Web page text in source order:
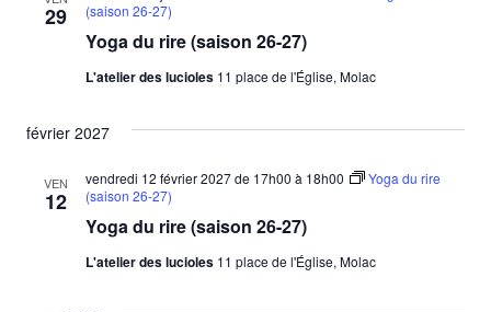
29
Yoga du rire (saison 26-27)
(saison 26-27)
L'atelier des lucioles 11 place de l'Église, Molac
février 2027
VEN
12
Yoga du rire (saison 26-27)
vendredi 12 février 2027 de 17h00 à 18h00
Yoga du rire
(saison 26-27)
L'atelier des lucioles 11 place de l'Église, Molac